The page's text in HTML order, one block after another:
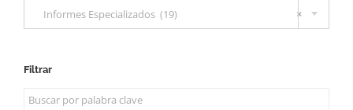
×
Informes Especializados (19)
Filtrar